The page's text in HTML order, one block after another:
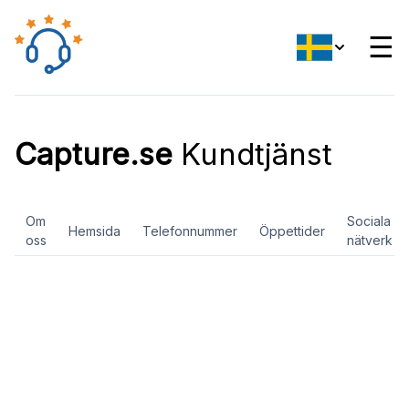
☰
Capture.se Kundtjänst
Om
oss
Hemsida Telefonnummer Öppettider
Sociala
nätverk